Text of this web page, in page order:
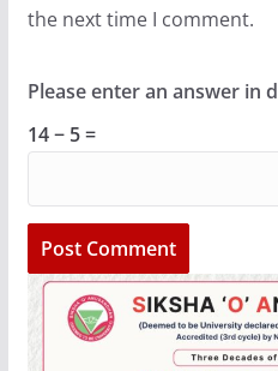
the next time I comment.
Please enter an answer in
14 − 5 =